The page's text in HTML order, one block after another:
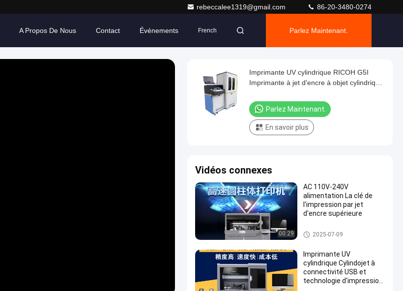
rebeccalee1319@gmail.com 86-20-3480-0274
A Propos De Nous Contact Événements French Parlez Maintenant.
Imprimante UV cylindrique RICOH G5I
Imprimante à jet d'encre à objet cylindrique
Parlez Maintenant.
En savoir plus
Vidéos connexes
00:29
AC 110V-240V
alimentation La clé de
l'impression par jet
d'encre supérieure
Imprimante UV à cylindre
2025-07-09
Imprimante UV
cylindrique Cylindojet à
connectivité USB et
technologie d'impression